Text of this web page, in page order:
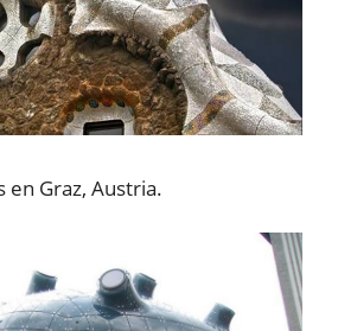
en Graz, Austria.